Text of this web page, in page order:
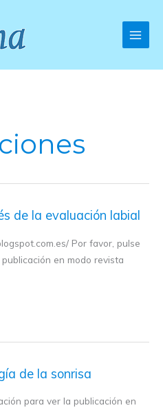
de la evaluación labial
Por favor, pulse
en modo revista
de la sonrisa
para ver la publicación en